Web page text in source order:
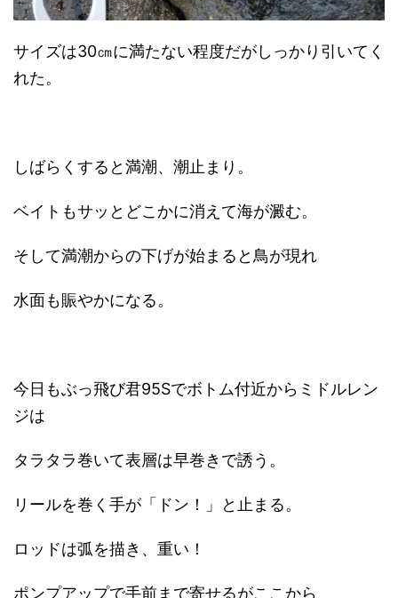
サイズは30㎝に満たない程度だがしっかり引いてく
れた。
しばらくすると満潮、潮止まり。
ベイトもサッとどこかに消えて海が澱む。
そして満潮からの下げが始まると鳥が現れ
水面も賑やかになる。
今日もぶっ飛び君95Sでボトム付近からミドルレン
ジは
タラタラ巻いて表層は早巻きで誘う。
リールを巻く手が「ドン！」と止まる。
ロッドは弧を描き、重い！
ポンプアップで手前まで寄せるがここから